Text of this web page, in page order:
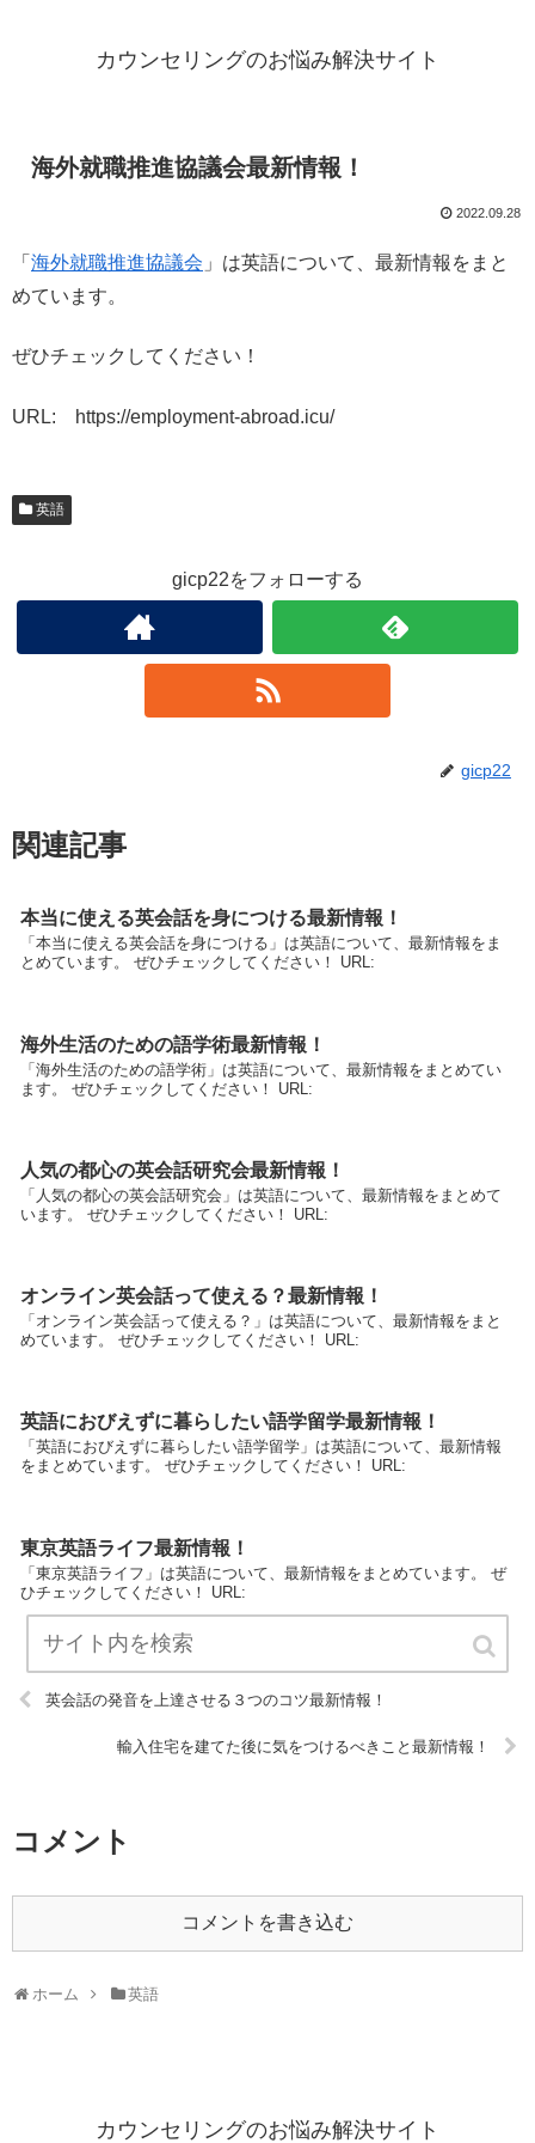
カウンセリングのお悩み解決サイト
海外就職推進協議会最新情報！
2022.09.28
「 海外就職推進協議会 」は英語について、最新情報をまと
めています。
ぜひチェックしてください！
URL: https://employment-abroad.icu/
英語
gicp22をフォローする
gicp22
関連記事
本当に使える英会話を身につける最新情報！
「本当に使える英会話を身につける」は英語について、最新情報をま
とめています。 ぜひチェックしてください！ URL:
海外生活のための語学術最新情報！
「海外生活のための語学術」は英語について、最新情報をまとめてい
ます。 ぜひチェックしてください！ URL:
人気の都心の英会話研究会最新情報！
「人気の都心の英会話研究会」は英語について、最新情報をまとめて
います。 ぜひチェックしてください！ URL:
オンライン英会話って使える？最新情報！
「オンライン英会話って使える？」は英語について、最新情報をまと
めています。 ぜひチェックしてください！ URL:
英語におびえずに暮らしたい語学留学最新情報！
「英語におびえずに暮らしたい語学留学」は英語について、最新情報
をまとめています。 ぜひチェックしてください！ URL:
東京英語ライフ最新情報！
「東京英語ライフ」は英語について、最新情報をまとめています。 ぜ
ひチェックしてください！ URL:
英会話の発音を上達させる３つのコツ最新情報！
輸入住宅を建てた後に気をつけるべきこと最新情報！
コメント
コメントを書き込む
ホーム 英語
カウンセリングのお悩み解決サイト